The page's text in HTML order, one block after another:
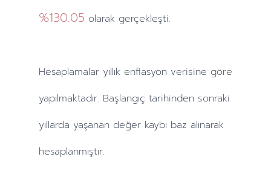
%130.05 olarak gerçekleşti.
Hesaplamalar yıllık enflasyon verisine göre
yapılmaktadır. Başlangıç tarihinden sonraki
yıllarda yaşanan değer kaybı baz alınarak
hesaplanmıştır.